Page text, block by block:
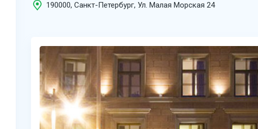
190000, Санкт-Петербург, Ул. Малая Морская 24